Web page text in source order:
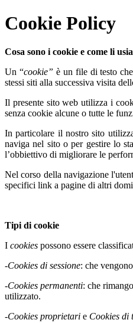
Cookie Policy
Cosa sono i cookie e come li
Un “cookie” è un file di testo
stessi siti alla successiva visita
Il presente sito web utilizza i
senza cookie alcune o tutte le
In particolare il nostro sito
naviga nel sito o per gestire lo
l’obbiettivo di migliorare le
Nel corso della navigazione
specifici link a pagine di altri
Tipi di cookie
I cookies possono essere
-Cookies di sessione: che
-Cookies permanenti: che
utilizzato.
-Cookies proprietari e Cookies di